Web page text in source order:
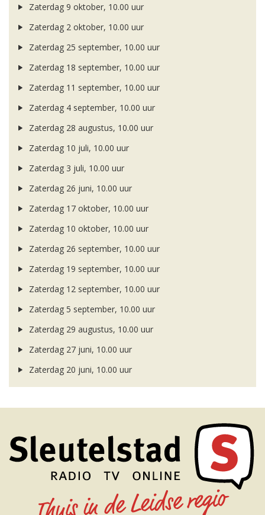
Zaterdag 9 oktober, 10.00 uur
Zaterdag 2 oktober, 10.00 uur
Zaterdag 25 september, 10.00 uur
Zaterdag 18 september, 10.00 uur
Zaterdag 11 september, 10.00 uur
Zaterdag 4 september, 10.00 uur
Zaterdag 28 augustus, 10.00 uur
Zaterdag 10 juli, 10.00 uur
Zaterdag 3 juli, 10.00 uur
Zaterdag 26 juni, 10.00 uur
Zaterdag 17 oktober, 10.00 uur
Zaterdag 10 oktober, 10.00 uur
Zaterdag 26 september, 10.00 uur
Zaterdag 19 september, 10.00 uur
Zaterdag 12 september, 10.00 uur
Zaterdag 5 september, 10.00 uur
Zaterdag 29 augustus, 10.00 uur
Zaterdag 27 juni, 10.00 uur
Zaterdag 20 juni, 10.00 uur